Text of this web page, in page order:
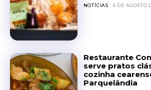
NOTÍCIAS 6 DE AGOSTO
Restaurante
serve pratos
cozinha
Parquelândia